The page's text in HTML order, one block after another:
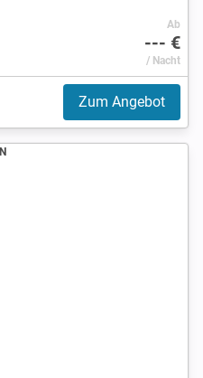
Ab
--- €
/ Nacht
Zum Angebot